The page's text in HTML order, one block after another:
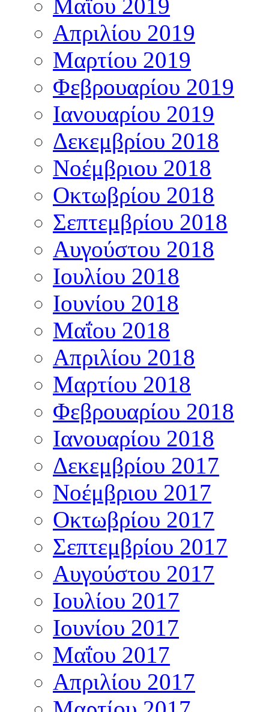
Μαΐου 2019
Απριλίου 2019
Μαρτίου 2019
Φεβρουαρίου 2019
Ιανουαρίου 2019
Δεκεμβρίου 2018
Νοέμβριου 2018
Οκτωβρίου 2018
Σεπτεμβρίου 2018
Αυγούστου 2018
Ιουλίου 2018
Ιουνίου 2018
Μαΐου 2018
Απριλίου 2018
Μαρτίου 2018
Φεβρουαρίου 2018
Ιανουαρίου 2018
Δεκεμβρίου 2017
Νοέμβριου 2017
Οκτωβρίου 2017
Σεπτεμβρίου 2017
Αυγούστου 2017
Ιουλίου 2017
Ιουνίου 2017
Μαΐου 2017
Απριλίου 2017